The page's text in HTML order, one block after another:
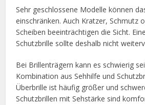
Sehr geschlossene Modelle können
einschränken. Auch Kratzer, Schmutz
Scheiben beeinträchtigen die Sicht.
Schutzbrille sollte deshalb nicht
Bei Brillenträgern kann es schwierig
Kombination aus Sehhilfe und
Überbrille ist häufig größer und
Schutzbrillen mit Sehstärke sind